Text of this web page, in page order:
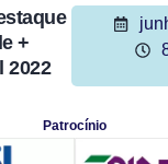
+
2022
Patrocínio